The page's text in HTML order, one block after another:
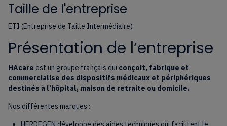
Taille de l'entreprise
ETI (Entreprise de Taille Intermédiaire)
Présentation de l’entreprise
HAcare est un groupe français qui conçoit, fabrique et
commercialise des dispositifs médicaux et périphériques
destinés à l’hôpital, maison de retraite ou domicile.
Nos différentes marques :